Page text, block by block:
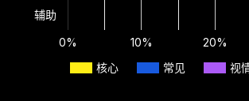
核心 常见 视
0% 10% 20%
辅助